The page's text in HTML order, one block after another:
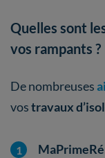
Quelles sont
vos rampants ?
De nombreuses
vostravaux